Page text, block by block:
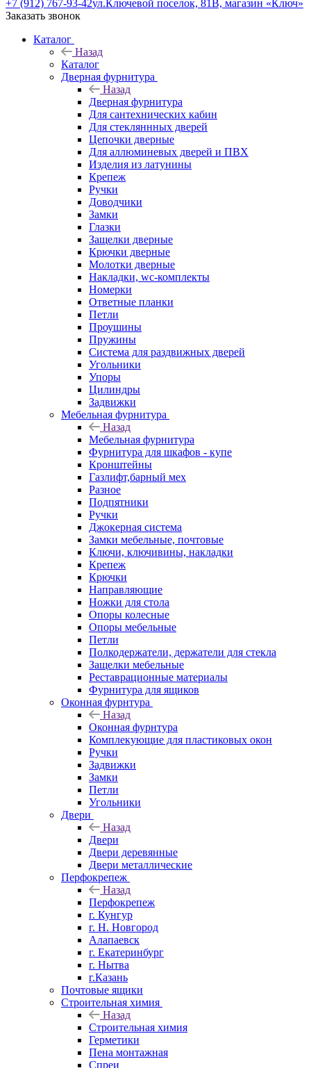
+7 (912) 767-93-42ул.Ключевой поселок, 81В, магазин «Ключ»
Заказать звонок
Каталог
Назад
Каталог
Дверная фурнитура
Назад
Дверная фурнитура
Для сантехнических кабин
Для стекляннных дверей
Цепочки дверные
Для аллюминевых дверей и ПВХ
Изделия из латунины
Крепеж
Ручки
Доводчики
Замки
Глазки
Защелки дверные
Крючки дверные
Молотки дверные
Накладки, wc-комплекты
Номерки
Ответные планки
Петли
Проушины
Пружины
Система для раздвижных дверей
Угольники
Упоры
Цилиндры
Задвижки
Мебельная фурнитура
Назад
Мебельная фурнитура
Фурнитура для шкафов - купе
Кронштейны
Газлифт,барный мех
Разное
Подпятники
Ручки
Джокерная система
Замки мебельные, почтовые
Ключи, ключивины, накладки
Крепеж
Крючки
Направляющие
Ножки для стола
Опоры колесные
Опоры мебельные
Петли
Полкодержатели, держатели для стекла
Защелки мебельные
Реставрационные материалы
Фурнитура для ящиков
Оконная фурнтура
Назад
Оконная фурнтура
Комплекующие для пластиковых окон
Ручки
Задвижки
Замки
Петли
Угольники
Двери
Назад
Двери
Двери деревянные
Двери металлические
Перфокрепеж
Назад
Перфокрепеж
г. Кунгур
г. Н. Новгород
Алапаевск
г. Екатеринбург
г. Нытва
г.Казань
Почтовые ящики
Строительная химия
Назад
Строительная химия
Герметики
Пена монтажная
Спреи